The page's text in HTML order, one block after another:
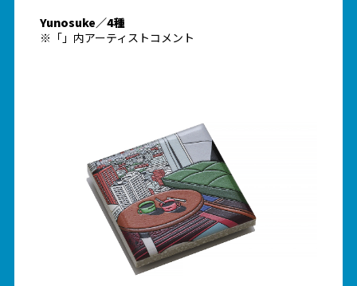
Yunosuke／4種
※「」内アーティストコメント